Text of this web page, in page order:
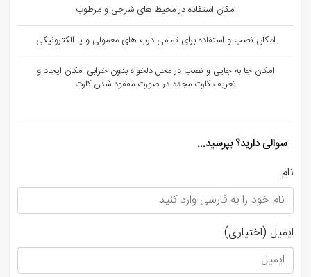
امکان استفاده در محیط های شرجی و مرطوب
امکان نصب و استفاده برای تمامی درب های معمولی و یا الکترونیکی
امکان جا به جایی و نصب در محل دلخواه بدون خرابی امکان ایجاد و
تعریف کارت مجدد در صورت مفقود شدن کارت
سوالی دارید؟ بپرسید...
نام
ایمیل (اختیاری)